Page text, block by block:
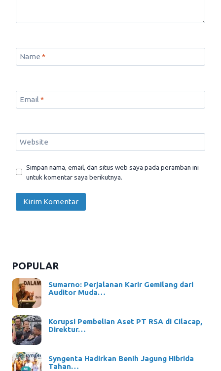
Name *
Email *
Website
Simpan nama, email, dan situs web saya pada peramban ini
untuk komentar saya berikutnya.
POPULAR
Sumarno: Perjalanan Karir Gemilang dari
Auditor Muda…
Korupsi Pembelian Aset PT RSA di Cilacap,
Direktur…
Syngenta Hadirkan Benih Jagung Hibrida
Tahan…